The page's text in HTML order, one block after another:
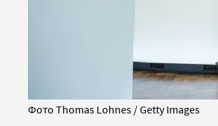
Фото Thomas Lohnes / Getty Images